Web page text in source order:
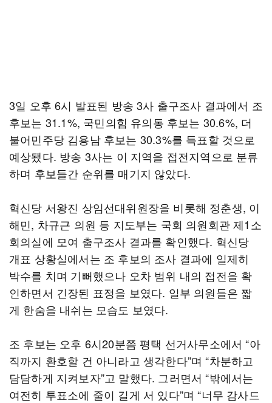
3일 오후 6시 발표된 방송 3사 출구조사 결과에서 조
후보는 31.1%, 국민의힘 유의동 후보는 30.6%, 더
불어민주당 김용남 후보는 30.3%를 득표할 것으로
예상됐다. 방송 3사는 이 지역을 접전지역으로 분류
하며 후보들간 순위를 매기지 않았다.
혁신당 서왕진 상임선대위원장을 비롯해 정춘생, 이
해민, 차규근 의원 등 지도부는 국회 의원회관 제1소
회의실에 모여 출구조사 결과를 확인했다. 혁신당
개표 상황실에서는 조 후보의 조사 결과에 일제히
박수를 치며 기뻐했으나 오차 범위 내의 접전을 확
인하면서 긴장된 표정을 보였다. 일부 의원들은 짧
게 한숨을 내쉬는 모습도 보였다.
조 후보는 오후 6시20분쯤 평택 선거사무소에서 “아
직까지 환호할 건 아니라고 생각한다”며 “차분하고
담담하게 지켜보자”고 말했다. 그러면서 “밖에서는
여전히 투표소에 줄이 길게 서 있다”며 “너무 감사드